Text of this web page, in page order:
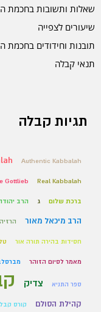
שאלות ותשובות בחכמת
שיעורים לצפייה
תובנות וחידודים בחכמת
תנאי קבלה
תגיות קבלה
Authentic Kabbalah
Real Kabbalah
Gottlieb
ברכת שלום ג הרב
הרב מיכאל מאור הרזיה
חסידות בהירה תורה אור
מאמר לסיום הזוהר
ספר התניא צדיק
קהילת הסולם קורס